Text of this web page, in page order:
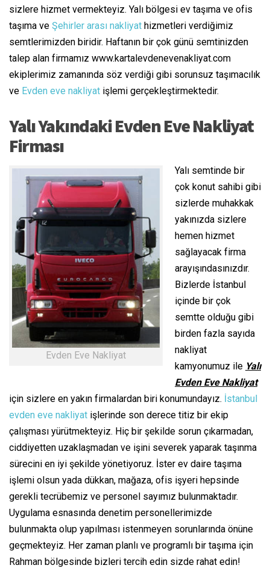
sizlere hizmet vermekteyiz. Yalı bölgesi ev taşıma ve ofis
taşıma ve Şehirler arası nakliyat hizmetleri verdiğimiz
semtlerimizden biridir. Haftanın bir çok günü semtinizden
talep alan firmamız www.kartalevdenevenakliyat.com
ekiplerimiz zamanında söz verdiği gibi sorunsuz taşımacılık
ve Evden eve nakliyat işlemi gerçekleştirmektedir.
Yalı Yakındaki Evden Eve Nakliyat
Firması
Evden Eve Nakliyat
Yalı semtinde bir
çok konut sahibi gibi
sizlerde muhakkak
yakınızda sizlere
hemen hizmet
sağlayacak firma
arayışındasınızdır.
Bizlerde İstanbul
içinde bir çok
semtte olduğu gibi
birden fazla sayıda
nakliyat
kamyonumuz ile Yalı
Evden Eve Nakliyat
için sizlere en yakın firmalardan biri konumundayız. İstanbul
evden eve nakliyat işlerinde son derece titiz bir ekip
çalışması yürütmekteyiz. Hiç bir şekilde sorun çıkarmadan,
ciddiyetten uzaklaşmadan ve işini severek yaparak taşınma
sürecini en iyi şekilde yönetiyoruz. İster ev daire taşıma
işlemi olsun yada dükkan, mağaza, ofis işyeri hepsinde
gerekli tecrübemiz ve personel sayımız bulunmaktadır.
Uygulama esnasında denetim personellerimizde
bulunmakta olup yapılması istenmeyen sorunlarında önüne
geçmekteyiz. Her zaman planlı ve programlı bir taşıma için
Rahman bölgesinde bizleri tercih edin sizde rahat edin!